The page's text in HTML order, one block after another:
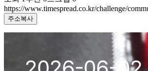
https://www.timespread.co.kr/challenge/
주소복사